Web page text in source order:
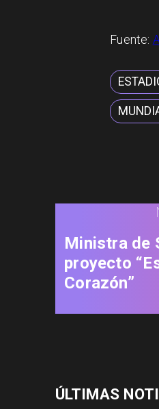
Fuente:
Ministra de
proyecto
Corazón”
ÚLTIMAS